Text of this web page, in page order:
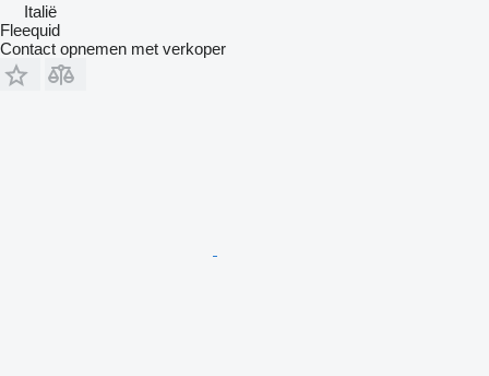
Italië
Fleequid
Contact opnemen met verkoper